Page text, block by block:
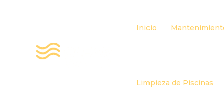
Inicio
Limpieza de Piscinas